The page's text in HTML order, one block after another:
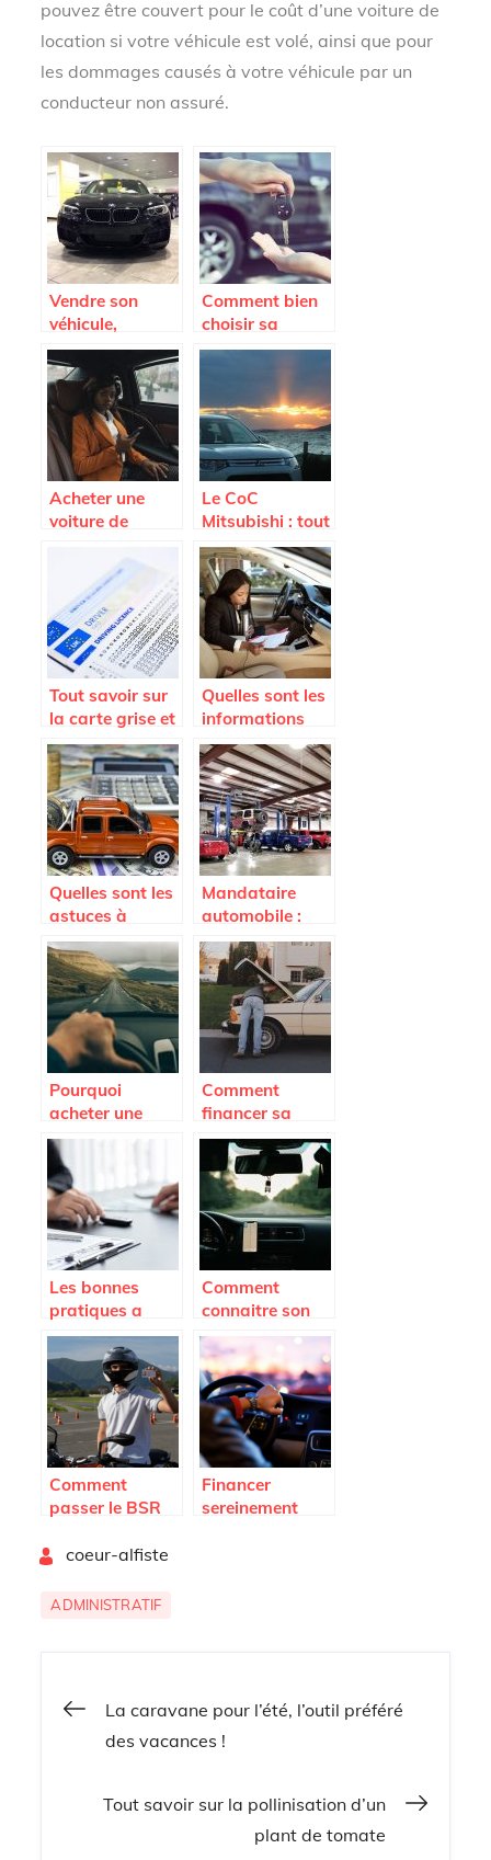
pouvez être couvert pour le coût d’une voiture de
location si votre véhicule est volé, ainsi que pour
les dommages causés à votre véhicule par un
conducteur non assuré.
Vendre son
véhicule,
comment faire ?
Comment bien
choisir sa
voiture ?
Acheter une
voiture de
focus sur le côté
administratif
Le CoC
Mitsubishi : tout
savoir sur ce
document
indispensable
Tout savoir sur
la carte grise et
son duplicata
Quelles sont les
informations
contenues dans
une carte grise ?
Quelles sont les
astuces à
connaître pour
payer le moins
cher possible
son assurance
auto ?
Mandataire
automobile :
Tout savoir sur
ce nouveau type
de vendeur auto
Pourquoi
acheter une
voiture
d’occasion ?
Comment
financer sa
flotte
automobile
pour son
entreprise ?
Les bonnes
pratiques a
connaitre
lorsqu’on vend
un vehicule
d’occasion.
Comment
connaitre son
nombre de
points de
permis ? Auto
Moto Pneu
Comment
passer le BSR
Financer
sereinement
coeur-alfiste
ADMINISTRATIF
Navigation
La caravane pour l’été, l’outil préféré
des vacances !
Tout savoir sur la pollinisation d’un
plant de tomate